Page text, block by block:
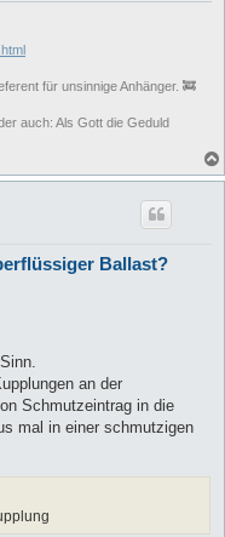
für unsinnige Anhänger. 🚒
auch: Als Gott die Geduld
Ballast?
an der
Schmutzeintrag in die
mal in einer schmutzigen